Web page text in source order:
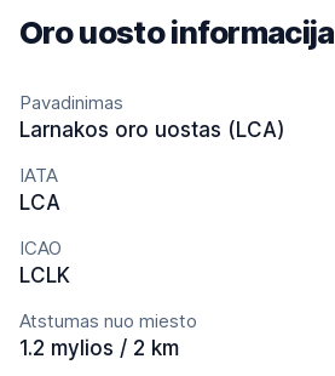
Oro uosto informacija
Pavadinimas
Larnakos oro uostas (LCA)
IATA
LCA
ICAO
LCLK
Atstumas nuo miesto
1.2 mylios / 2 km